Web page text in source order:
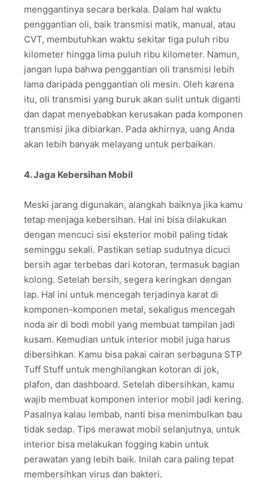
menggantinya secara berkala. Dalam hal waktu
penggantian oli, baik transmisi matik, manual, atau
CVT, membutuhkan waktu sekitar tiga puluh ribu
kilometer hingga lima puluh ribu kilometer. Namun,
jangan lupa bahwa penggantian oli transmisi lebih
lama daripada penggantian oli mesin. Oleh karena
itu, oli transmisi yang buruk akan sulit untuk diganti
dan dapat menyebabkan kerusakan pada komponen
transmisi jika dibiarkan. Pada akhirnya, uang Anda
akan lebih banyak melayang untuk perbaikan.
4. Jaga Kebersihan Mobil
Meski jarang digunakan, alangkah baiknya jika kamu
tetap menjaga kebersihan. Hal ini bisa dilakukan
dengan mencuci sisi eksterior mobil paling tidak
seminggu sekali. Pastikan setiap sudutnya dicuci
bersih agar terbebas dari kotoran, termasuk bagian
kolong. Setelah bersih, segera keringkan dengan
lap. Hal ini untuk mencegah terjadinya karat di
komponen-komponen metal, sekaligus mencegah
noda air di bodi mobil yang membuat tampilan jadi
kusam. Kemudian untuk interior mobil juga harus
dibersihkan. Kamu bisa pakai cairan serbaguna STP
Tuff Stuff untuk menghilangkan kotoran di jok,
plafon, dan dashboard. Setelah dibersihkan, kamu
wajib membuat komponen interior mobil jadi kering.
Pasalnya kalau lembab, nanti bisa menimbulkan bau
tidak sedap. Tips merawat mobil selanjutnya, untuk
interior bisa melakukan fogging kabin untuk
perawatan yang lebih baik. Inilah cara paling tepat
membersihkan virus dan bakteri.